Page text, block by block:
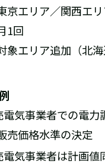
京エリア／関西エ
1回
象エリア追加（北
気事業者での電力
売価格水準の決定
事業者は計画値